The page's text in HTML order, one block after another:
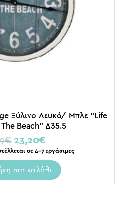
Ξύλινο Λευκό/ Μπλε “Life
Beach” Δ35.5
€ 23,20€
σε 4-7 εργάσιμες
στο καλάθι